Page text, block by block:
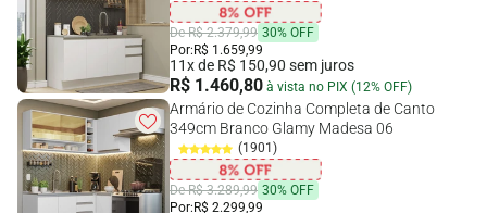
De R$ 2.379,99 30% OFF
Por: R$ 1.659,99
11x de R$ 150,90 sem juros
R$ 1.460,80 à vista no PIX (12% OFF)
Armário de Cozinha Completa de Canto
349cm Branco Glamy Madesa 06
(1901)
De R$ 3.289,99 30% OFF
Por: R$ 2.299,99